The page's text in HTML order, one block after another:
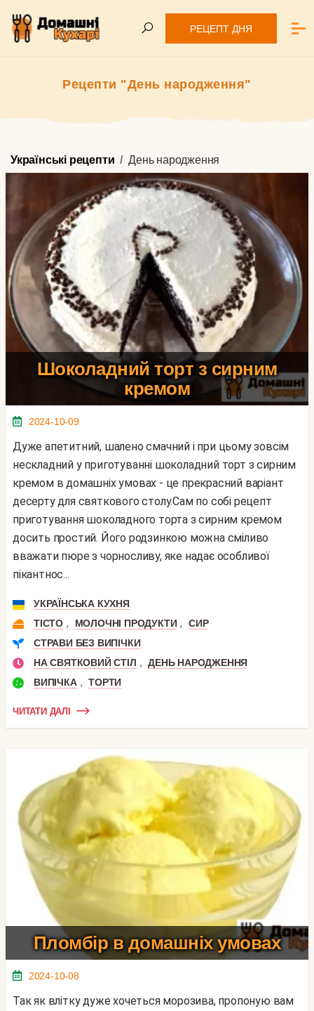
РЕЦЕПТ ДНЯ
Рецепти "День народження"
Українські рецепти День народження
Шоколадний торт з сирним
кремом
2024-10-09
Дуже апетитний, шалено смачний і при цьому зовсім
нескладний у приготуванні шоколадний торт з сирним
кремом в домашніх умовах - це прекрасний варіант
десерту для святкового столу.Сам по собі рецепт
приготування шоколадного торта з сирним кремом
досить простий. Його родзинкою можна сміливо
вважати пюре з чорносливу, яке надає особливої ​​
пікантнос...
УКРАЇНСЬКА КУХНЯ
ТІСТО , МОЛОЧНІ ПРОДУКТИ ,
СИР
СТРАВИ БЕЗ ВИПІЧКИ
НА СВЯТКОВИЙ СТІЛ , ДЕНЬ НАРОДЖЕННЯ
ВИПІЧКА , ТОРТИ
ЧИТАТИ ДАЛІ
Пломбір в домашніх умовах
2024-10-08
Так як влітку дуже хочеться морозива, пропоную вам